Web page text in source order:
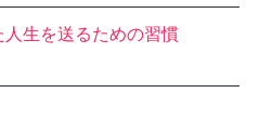
生を送るための習慣